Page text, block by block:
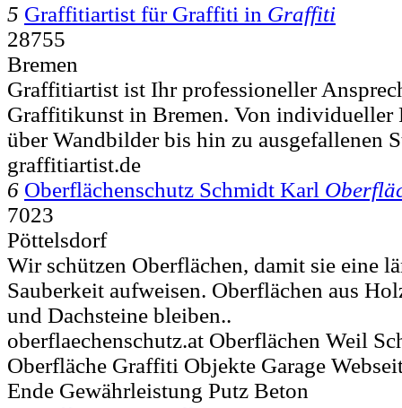
5 Graffitiartist für Graffiti in Graffiti
28755
Bremen
Graffitiartist ist Ihr professioneller
Graffitikunst in Bremen. Von individueller
über Wandbilder bis hin zu ausgefallenen
graffitiartist.de
6 Oberflächenschutz Schmidt Karl
7023
Pöttelsdorf
Wir schützen Oberflächen, damit sie eine
Sauberkeit aufweisen. Oberflächen aus
und Dachsteine bleiben..
oberflaechenschutz.at Oberflächen Weil
Oberfläche Graffiti Objekte Garage
Ende Gewährleistung Putz Beton